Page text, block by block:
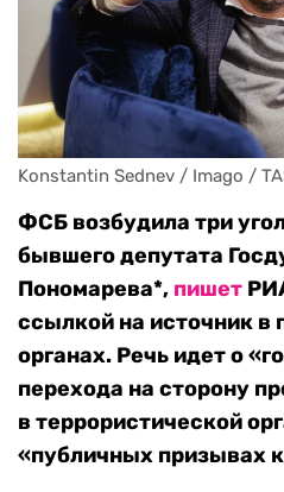
Konstantin Sednev / Imago /
ФСБ возбудила три
бывшего депутата
Пономарева*, пишет
ссылкой на источник в
органах. Речь идет о
перехода на сторону
в террористической
«публичных призывах